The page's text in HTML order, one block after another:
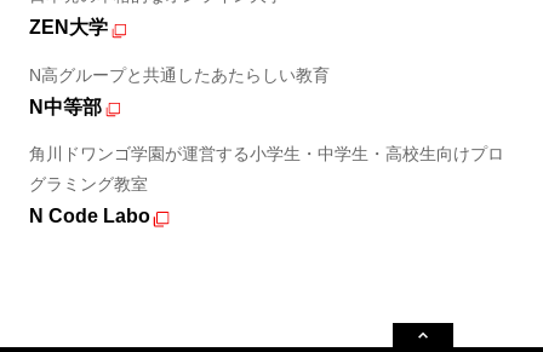
ZEN大学
N高グループと共通したあたらしい教育
N中等部
角川ドワンゴ学園が運営する小学生・中学生・高校生向けプロ
グラミング教室
N Code Labo